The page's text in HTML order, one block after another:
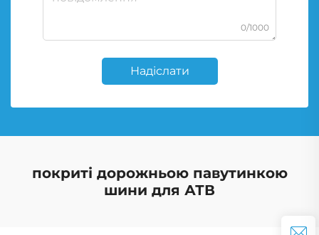
0/1000
Надіслати
покриті дорожньою павутинкою
шини для АТВ